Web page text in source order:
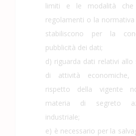
limiti e le modalità
regolamenti o la
stabiliscono per la
pubblicità dei dati;
d) riguarda dati relativi allo
di attività economiche,
rispetto della vigente
materia di segreto
industriale;
e) è necessario per la